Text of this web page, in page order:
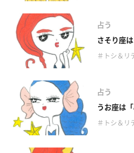
占う
さそり座
＃トシ＆リ
占う
うお座は
＃トシ＆リ